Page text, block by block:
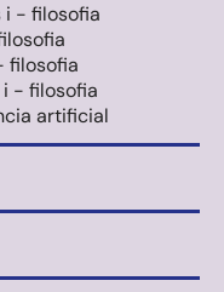
i - filosofia
filosofia
- filosofia
artificial